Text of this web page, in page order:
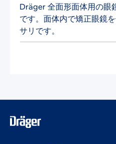
Dräger 全面形面体用の眼
です。面体内で矯正眼鏡
サリです。